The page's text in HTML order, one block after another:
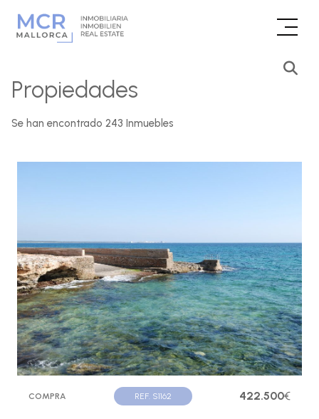
Propiedades
Se han encontrado 243 Inmuebles
COMPRA REF. S1162 422.500€